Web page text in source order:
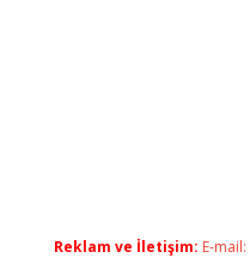
Reklam ve İletişim: E-mail: